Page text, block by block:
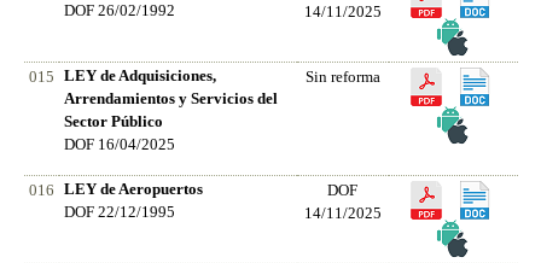
DOF 26/02/1992
14/11/2025
015
LEY de Adquisiciones,
Arrendamientos y Servicios del
Sector Público
DOF 16/04/2025
Sin reforma
016
LEY de Aeropuertos
DOF 22/12/1995
DOF
14/11/2025